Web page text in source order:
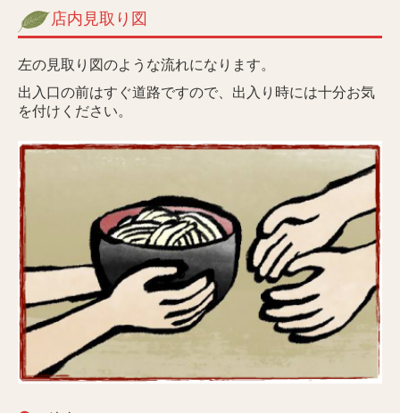
店内見取り図
左の見取り図のような流れになります。
出入口の前はすぐ道路ですので、出入り時には十分お気
を付けください。